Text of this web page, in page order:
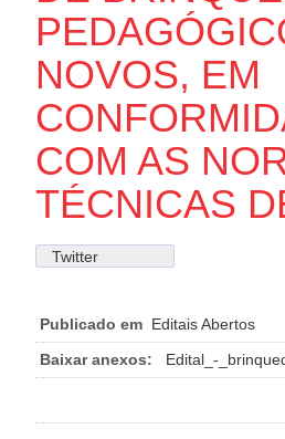
NOVOS, EM
COM AS
TÉCNICAS
Twitter
Publicado em Editais Abertos
Baixar anexos:
Edital_-